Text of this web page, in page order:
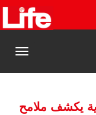
القائمة
يكشف ملامح